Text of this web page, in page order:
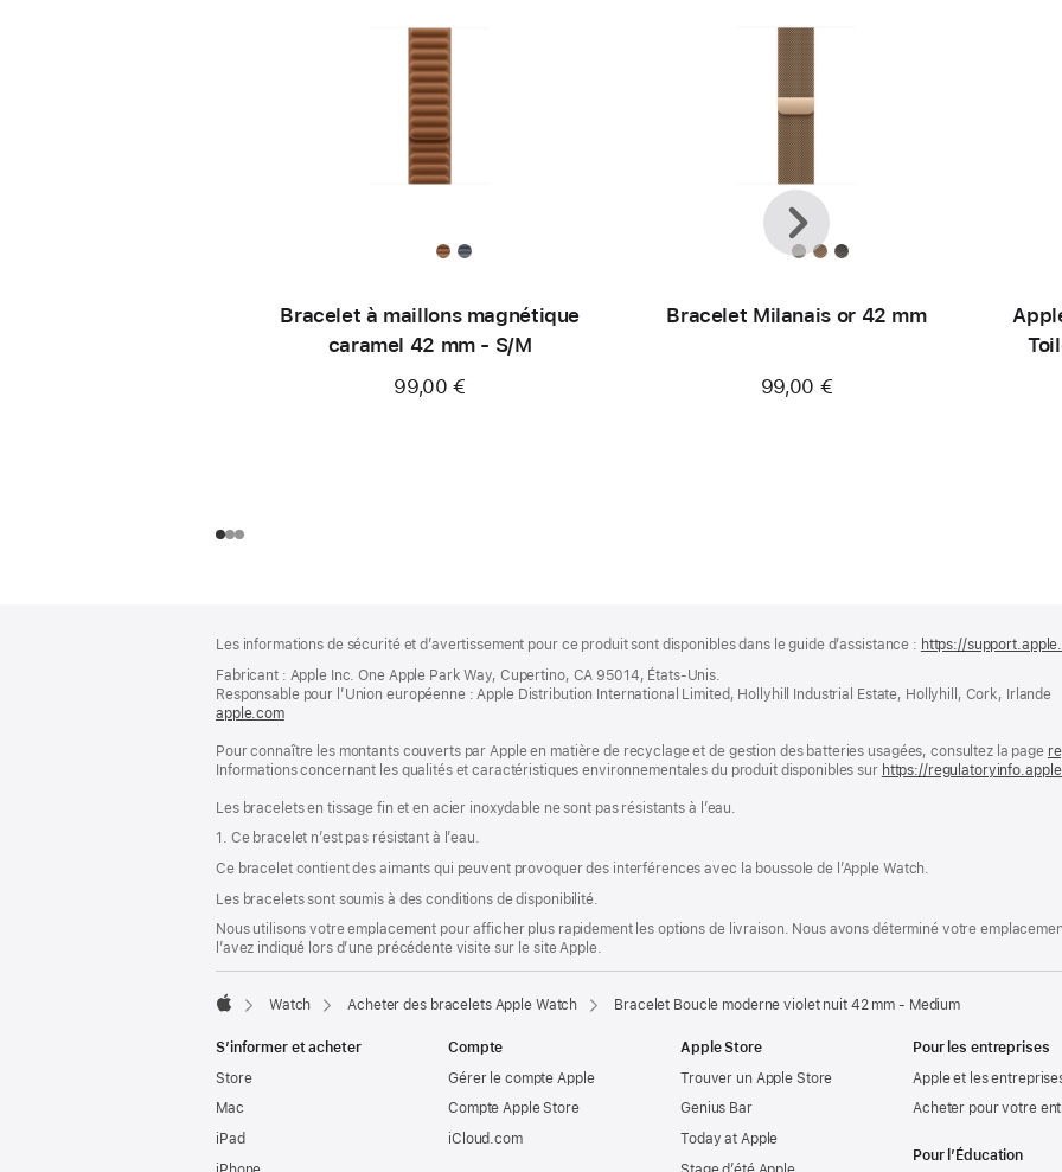
Bracelet à maillons magnétique
caramel 42 mm - S/M
99,00 €
Bracelet Milanais or 42 mm
99,00 €
Précédent
Suivant
de
page
de
bas
de
page
Les informations de sécurité et d’avertissement pour ce produit sont disponibles dans le guide d’assistance : https://
Fabricant : Apple Inc. One Apple Park Way, Cupertino, CA 95014, États-Unis.
Responsable pour l’Union européenne : Apple Distribution International Limited, Hollyhill Industrial Estate, Hollyhill, Cork, Irlande
apple.com(s’ouvre
une
nouvelle
Pour connaître les montants couverts par Apple en matière de recyclage et de gestion des batteries usagées, consultez la page
Informations concernant les qualités et caractéristiques environnementales du produit disponibles sur https://
Les bracelets en tissage fin et en acier inoxydable ne sont pas résistants à l’eau.
1. Ce bracelet n’est pas résistant à l’eau.
Ce bracelet contient des aimants qui peuvent provoquer des interférences avec la boussole de l’Apple Watch.
Les bracelets sont soumis à des conditions de disponibilité.
Nous utilisons votre emplacement pour afficher plus rapidement les options de livraison. Nous avons déterminé votre
l’avez indiqué lors d’une précédente visite sur le site Apple.
Watch Acheter des bracelets Apple Watch Bracelet Boucle moderne violet nuit 42 mm - Medium
S’informer et acheter
Store
Mac
iPad
Compte
Gérer le compte Apple
Compte Apple Store
iCloud.com
Apple Store
Trouver un Apple Store
Genius Bar
Today at Apple
Pour les entreprises
Apple et les
Acheter pour votre
Pour l’Éducation